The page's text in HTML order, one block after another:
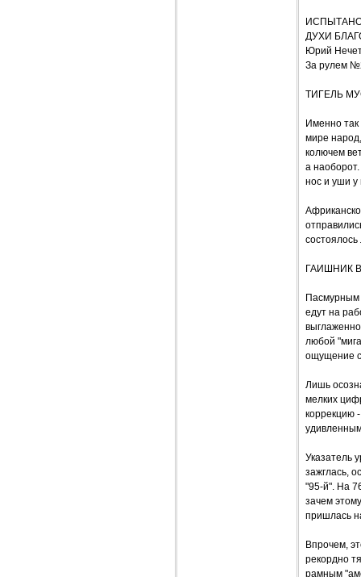
ИСПЫТАНО
ДУХИ
Юрий
За рулем
ТИГЕЛЬ
Именно так
мире
колючем
а
нос и уши у
ГАИШНИК
Пасмурным
едут на
любой
ощущение
Лишь
мелких
коррекцию
Указатель
зажглась,
"95-й". На
зачем
пришлась
Впрочем,
рекордно
рамным